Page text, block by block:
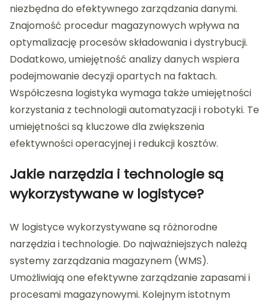
niezbędna do efektywnego zarządzania danymi.
Znajomość procedur magazynowych wpływa na
optymalizację procesów składowania i dystrybucji.
Dodatkowo, umiejętność analizy danych wspiera
podejmowanie decyzji opartych na faktach.
Współczesna logistyka wymaga także umiejętności
korzystania z technologii automatyzacji i robotyki. Te
umiejętności są kluczowe dla zwiększenia
efektywności operacyjnej i redukcji kosztów.
Jakie narzędzia i technologie są
wykorzystywane w logistyce?
W logistyce wykorzystywane są różnorodne
narzędzia i technologie. Do najważniejszych należą
systemy zarządzania magazynem (WMS).
Umożliwiają one efektywne zarządzanie zapasami i
procesami magazynowymi. Kolejnym istotnym